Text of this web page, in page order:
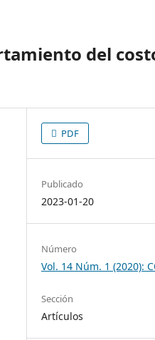
del
PDF
Publicado
2023-01-20
Número
Vol. 14 Núm. 1 (2020):
Sección
Artículos